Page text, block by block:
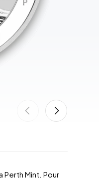
Perth Mint. Pour